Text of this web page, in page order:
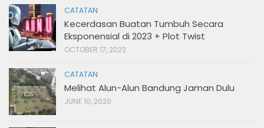
CATATAN
Kecerdasan Buatan Tumbuh Secara
Eksponensial di 2023 + Plot Twist
OCTOBER 17, 2022
CATATAN
Melihat Alun-Alun Bandung Jaman Dulu
JUNE 10, 2020